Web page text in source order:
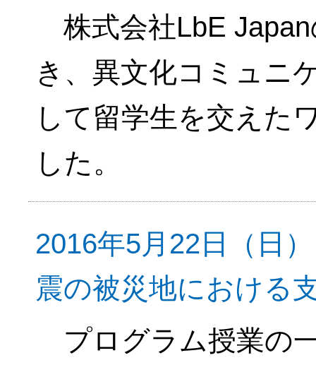
株式会社LbE
き、異文化コミュニ
して留学生を交えた
した。
2016年5月22日（日
震の被災地における
プログラム授業の